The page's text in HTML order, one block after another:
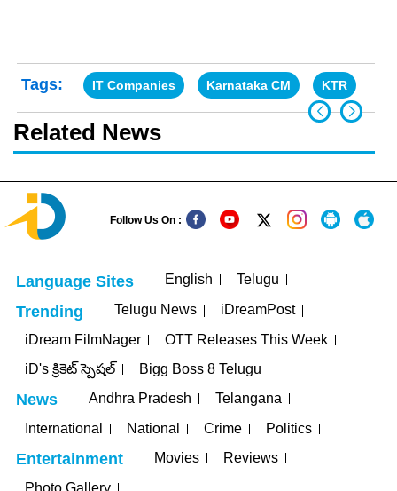
Tags: IT Companies Karnataka CM KTR
Related News
Follow Us On :
Language Sites English Telugu
Trending Telugu News
iDreamPost
iDream FilmNager
OTT Releases This Week
iD's క్రికెట్ స్పెషల్
Bigg Boss 8 Telugu
News Andhra Pradesh
Telangana
International
National Crime Politics
Entertainment Movies
Reviews
Photo Gallery